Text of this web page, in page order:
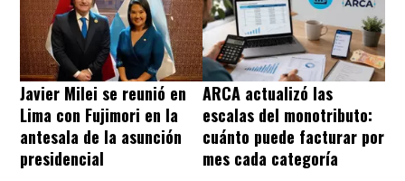
Javier Milei se reunió en
Lima con Fujimori en la
antesala de la asunción
presidencial
ARCA actualizó las
escalas del monotributo:
cuánto puede facturar por
mes cada categoría